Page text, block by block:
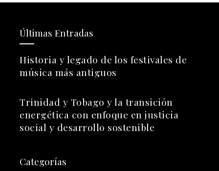
Últimas Entradas
Historia y legado de los festivales de
música más antiguos
Trinidad y Tobago y la transición
energética con enfoque en justicia
social y desarrollo sostenible
Categorías